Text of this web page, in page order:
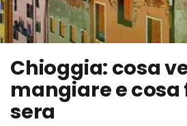
Chioggia: cosa
mangiare e cosa
sera